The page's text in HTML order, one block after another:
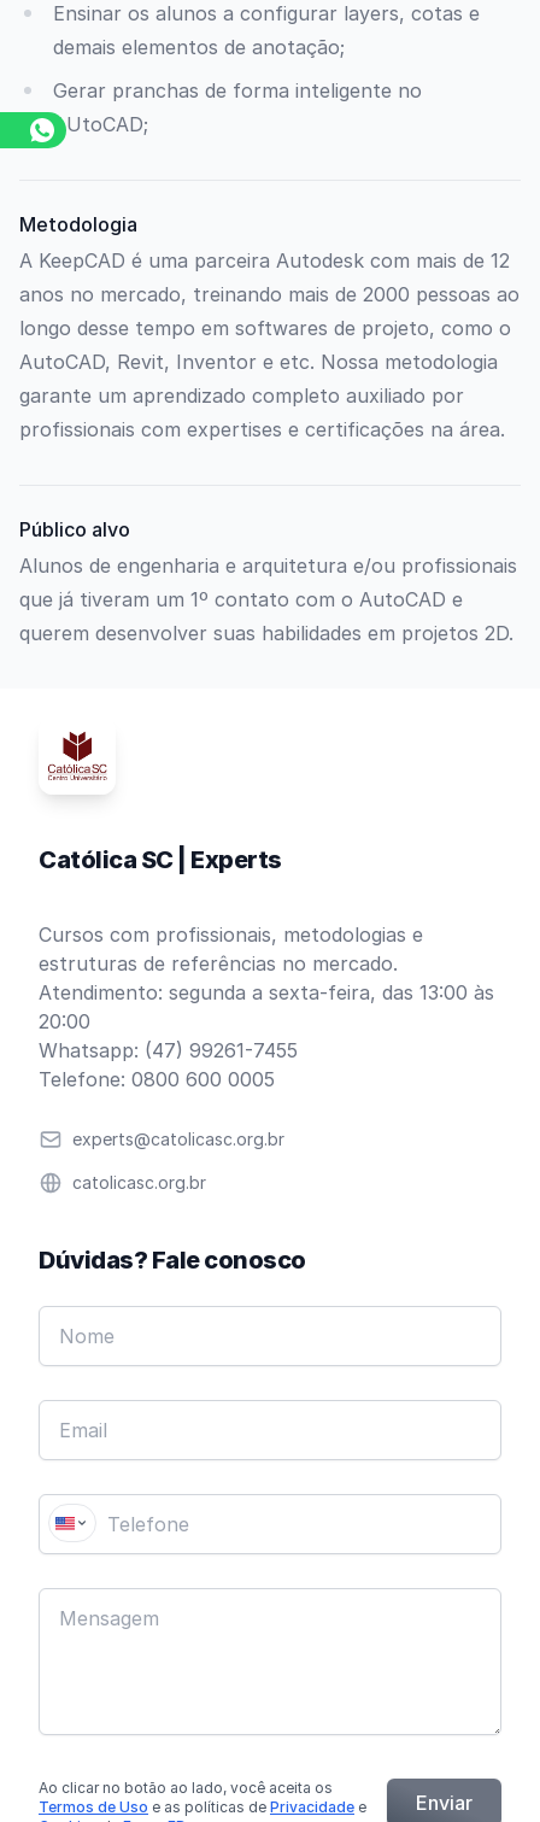
Ensinar os alunos a configurar layers, cotas e
demais elementos de anotação;
Gerar pranchas de forma inteligente no
AUtoCAD;
Metodologia
A KeepCAD é uma parceira Autodesk com mais de 12
anos no mercado, treinando mais de 2000 pessoas ao
longo desse tempo em softwares de projeto, como o
AutoCAD, Revit, Inventor e etc. Nossa metodologia
garante um aprendizado completo auxiliado por
profissionais com expertises e certificações na área.
Público alvo
Alunos de engenharia e arquitetura e/ou profissionais
que já tiveram um 1º contato com o AutoCAD e
querem desenvolver suas habilidades em projetos 2D.
Católica SC | Experts
Cursos com profissionais, metodologias e
estruturas de referências no mercado.
Atendimento: segunda a sexta-feira, das 13:00 às
20:00
Whatsapp: (47) 99261-7455
Telefone: 0800 600 0005
Emailexperts@catolicasc.org.br
Websitecatolicasc.org.br
Dúvidas? Fale conosco
Ao clicar no botão ao lado, você aceita os
Termos de Uso e as políticas de Privacidade e
Enviar